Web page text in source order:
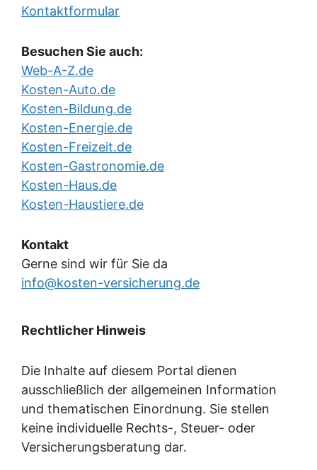
Kontaktformular
Besuchen Sie auch:
Web-A-Z.de
Kosten-Auto.de
Kosten-Bildung.de
Kosten-Energie.de
Kosten-Freizeit.de
Kosten-Gastronomie.de
Kosten-Haus.de
Kosten-Haustiere.de
Kontakt
Gerne sind wir für Sie da
info@kosten-versicherung.de
Rechtlicher Hinweis
Die Inhalte auf diesem Portal dienen
ausschließlich der allgemeinen Information
und thematischen Einordnung. Sie stellen
keine individuelle Rechts-, Steuer- oder
Versicherungsberatung dar.